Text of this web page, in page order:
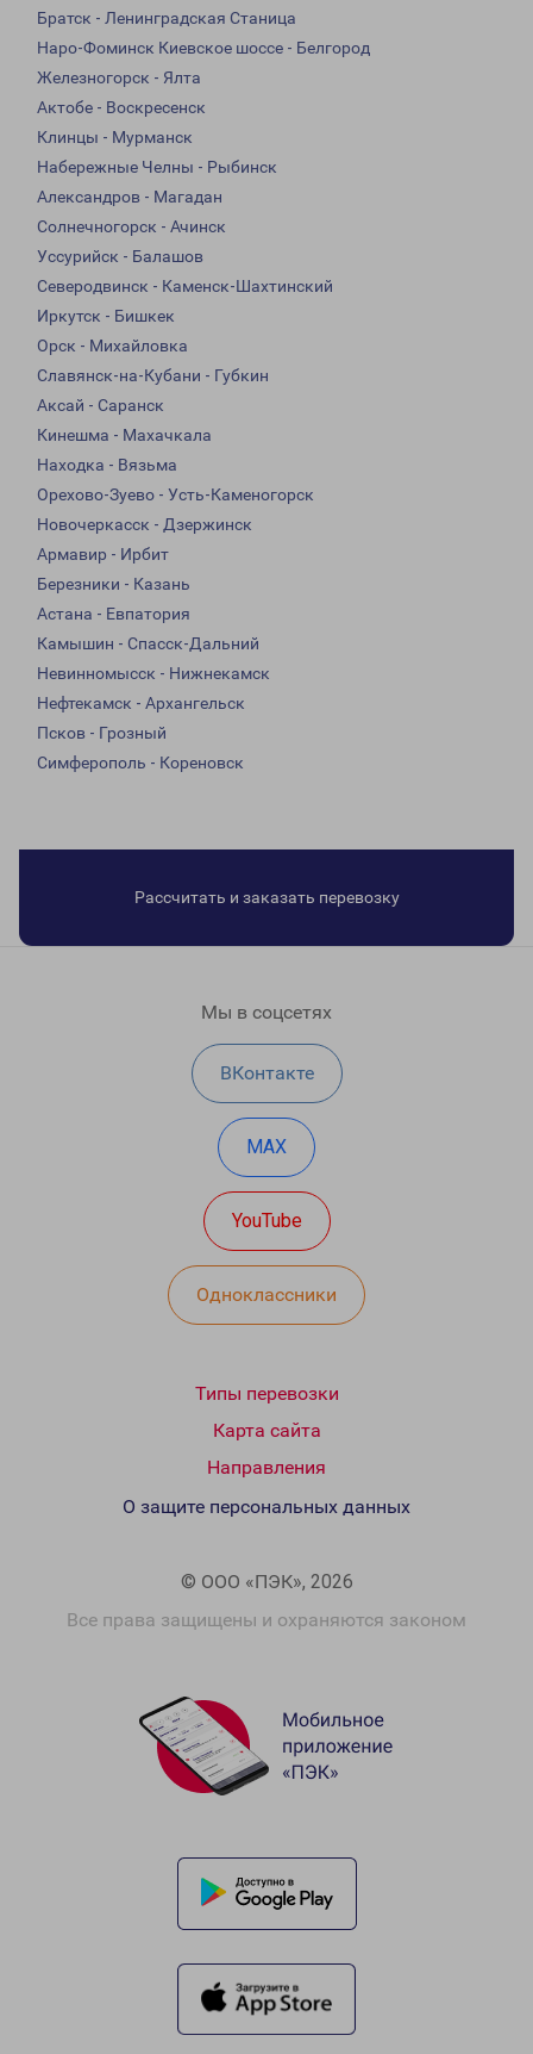
Братск - Ленинградская Станица
Наро-Фоминск Киевское шоссе - Белгород
Железногорск - Ялта
Актобе - Воскресенск
Клинцы - Мурманск
Набережные Челны - Рыбинск
Александров - Магадан
Солнечногорск - Ачинск
Уссурийск - Балашов
Северодвинск - Каменск-Шахтинский
Иркутск - Бишкек
Орск - Михайловка
Славянск-на-Кубани - Губкин
Аксай - Саранск
Кинешма - Махачкала
Находка - Вязьма
Орехово-Зуево - Усть-Каменогорск
Новочеркасск - Дзержинск
Армавир - Ирбит
Березники - Казань
Астана - Евпатория
Камышин - Спасск-Дальний
Невинномысск - Нижнекамск
Нефтекамск - Архангельск
Псков - Грозный
Симферополь - Кореновск
Рассчитать и заказать перевозку
Мы в соцсетях
ВКонтакте
MAX
YouTube
Одноклассники
Типы перевозки
Карта сайта
Направления
© ООО «ПЭК», 2026
Все права защищены и охраняются законом
О защите персональных данных